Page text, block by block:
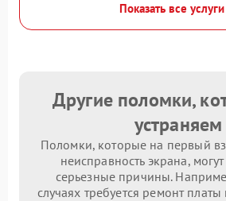
Показать все услуги
Другие поломки,
устраняем
Поломки, которые на первый
неисправность экрана,
серьезные причины.
случаях требуется ремонт